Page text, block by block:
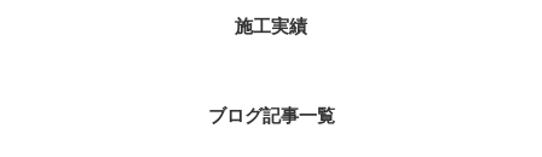
施工実績
ブログ記事一覧